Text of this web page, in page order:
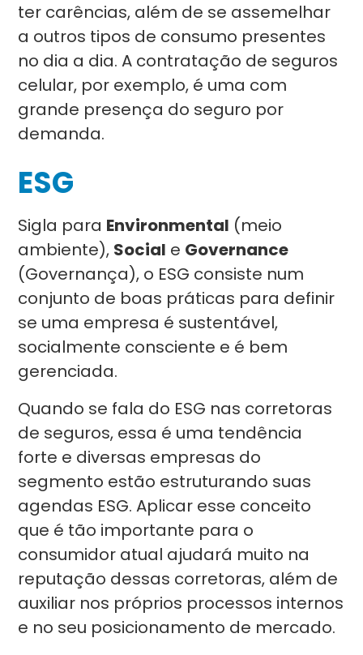
ter carências, além de se assemelhar
a outros tipos de consumo presentes
no dia a dia. A contratação de seguros
celular, por exemplo, é uma com
grande presença do seguro por
demanda.
ESG
Sigla para Environmental (meio
ambiente), Social e Governance
(Governança), o ESG consiste num
conjunto de boas práticas para definir
se uma empresa é sustentável,
socialmente consciente e é bem
gerenciada.
Quando se fala do ESG nas corretoras
de seguros, essa é uma tendência
forte e diversas empresas do
segmento estão estruturando suas
agendas ESG. Aplicar esse conceito
que é tão importante para o
consumidor atual ajudará muito na
reputação dessas corretoras, além de
auxiliar nos próprios processos internos
e no seu posicionamento de mercado.